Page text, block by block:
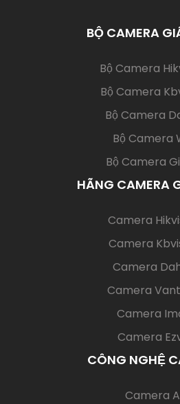
BỘ CAMERA
Bộ Camera
Bộ Camera
Bộ Camera
Bộ Camera
Bộ Camera
HÃNG CAMERA
Camera
Camera
Camera
Camera
Camera
Camera
CÔNG NGHỆ
Camera